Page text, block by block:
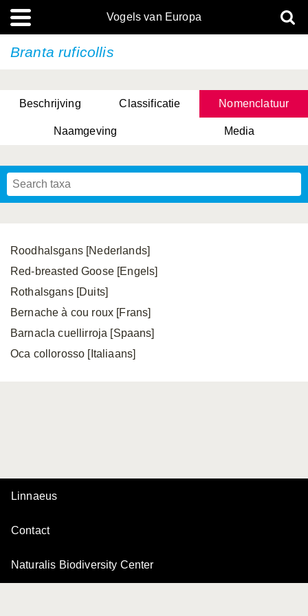
Vogels van Europa
Branta ruficollis
Beschrijving Classificatie Nomenclatuur
Naamgeving Media
Roodhalsgans [Nederlands]
Red-breasted Goose [Engels]
Rothalsgans [Duits]
Bernache à cou roux [Frans]
Barnacla cuellirroja [Spaans]
Oca collorosso [Italiaans]
Linnaeus
Contact
Naturalis Biodiversity Center